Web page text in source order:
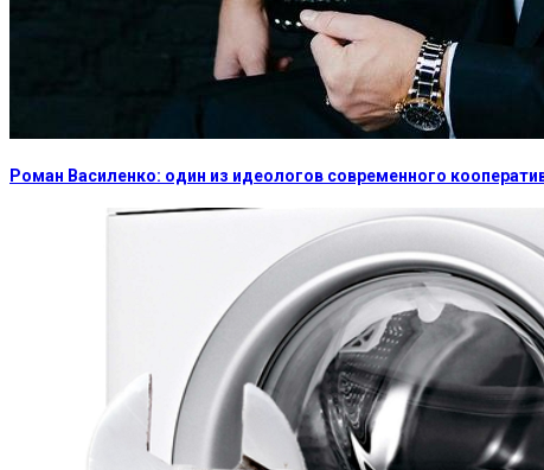
Роман Василенко: один из идеологов современного